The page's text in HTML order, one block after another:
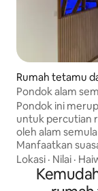
Rumah tetamu
é
Pondok alam
Neuf
Pondok ini
untuk percutian
oleh alam
Manfaatkan
mempesonakan
memulihkan
ketenangan
Lokasi · Nilai ·